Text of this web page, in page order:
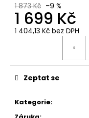
1 873 Kč –9 %
1 699 Kč
1 404,13 Kč bez DPH
Kategorie:
Zeptat se
BL-
204
BROKEN
Kč